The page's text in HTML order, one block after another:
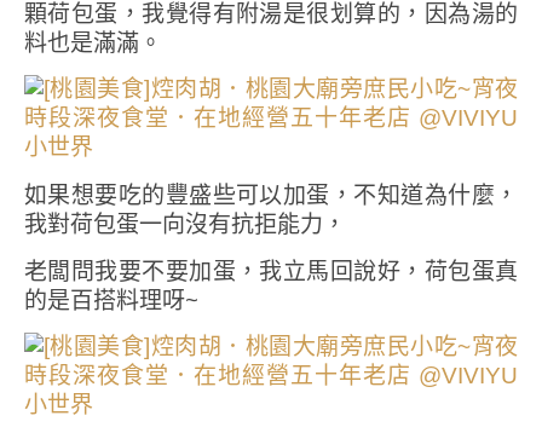
顆荷包蛋，我覺得有附湯是很划算的，因為湯的
料也是滿滿。
如果想要吃的豐盛些可以加蛋，不知道為什麼，
我對荷包蛋一向沒有抗拒能力，
老闆問我要不要加蛋，我立馬回說好，荷包蛋真
的是百搭料理呀~